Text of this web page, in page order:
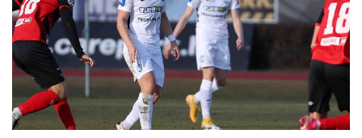
MÉRKŐZÉSEK
KLUB
GALÉRIA
SZURKOLÓI ÉLMÉNYEK